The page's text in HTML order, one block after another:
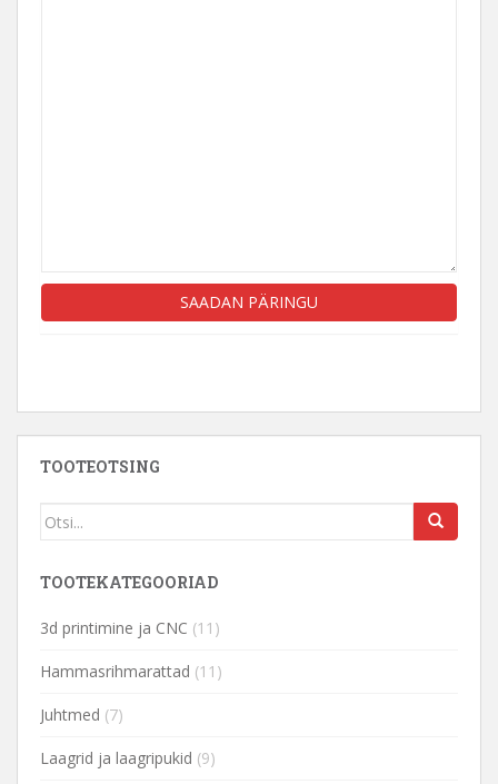
TOOTEOTSING
TOOTEKATEGOORIAD
3d printimine ja CNC (11)
Hammasrihmarattad (11)
Juhtmed (7)
Laagrid ja laagripukid (9)